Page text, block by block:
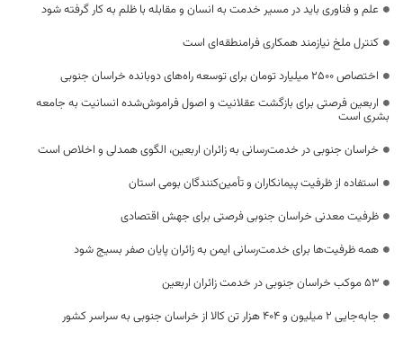
علم و فناوری باید در مسیر خدمت به انسان و مقابله با ظلم به کار گرفته شود
کنترل ملخ نیازمند همکاری فرامنطقه‌ای است
اختصاص 2500 میلیارد تومان برای توسعه راه‌های دوبانده خراسان جنوبی
اربعین فرصتی برای بازگشت عقلانیت و اصول فراموش‌شده انسانیت به جامعه
بشری است
خراسان جنوبی در خدمت‌رسانی به زائران اربعین، الگوی همدلی و اخلاص است
استفاده از ظرفیت پیمانکاران و تأمین‌کنندگان بومی استان
ظرفیت معدنی خراسان جنوبی فرصتی برای جهش اقتصادی
همه ظرفیت‌ها برای خدمت‌رسانی ایمن به زائران پایان صفر بسیج شود
53 موکب خراسان جنوبی در خدمت زائران اربعین
جابه‌جایی 2 میلیون و 404 هزار تن کالا از خراسان جنوبی به سراسر کشور